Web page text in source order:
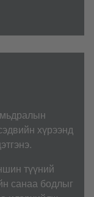
хүрээнд
түүний
санаа бодлыг